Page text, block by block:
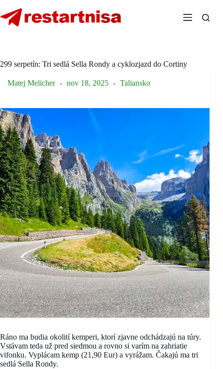
to
content
299 serpetín: Tri sedlá Sella Rondy a cyklozjazd do Cortiny
Matej Melicher nov 18, 2025 Taliansko
Ráno ma budia okolití kemperi, ktorí zjavne odchádzajú na túry.
Vstávam teda už pred siedmou a rovno si varím na zahriatie
vifonku. Vyplácam kemp (21,90 Eur) a vyrážam. Čakajú ma tri
sedlá Sella Rondy.